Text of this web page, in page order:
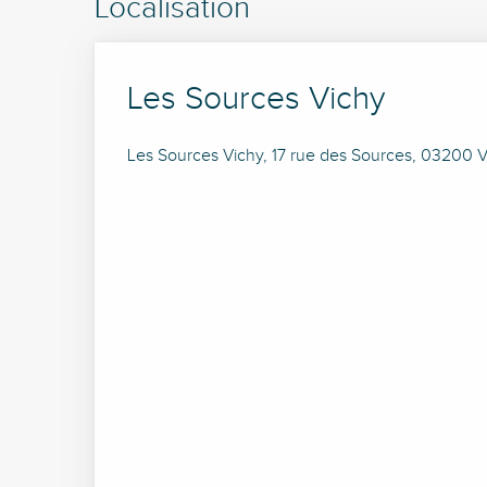
Localisation
Les Sources Vichy
Les Sources Vichy, 17 rue des Sources, 03200